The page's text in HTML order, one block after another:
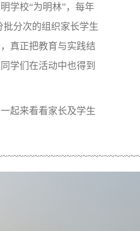
学校“为明林”，每年
批分次的组织家长学生
真正把教育与实践结
学们在活动中也得到
起来看看家长及学生